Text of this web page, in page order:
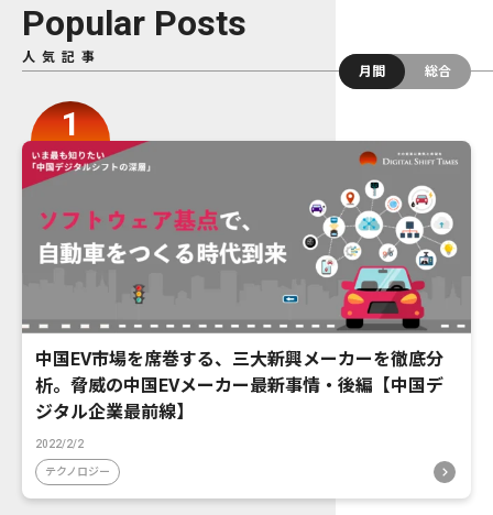
Popular Posts
人気記事
月間
総合
中国EV市場を席巻する、三大新興メーカーを徹底分
析。脅威の中国EVメーカー最新事情・後編【中国デ
ジタル企業最前線】
2022/2/2
テクノロジー